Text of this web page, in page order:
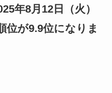
年8月12日（火）
位が9.9位になりま